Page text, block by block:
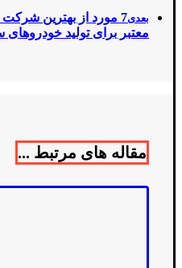
بعدی
7 مورد از بهترین
معتبر برای تولید خودروهای
مقاله های مرتبط ...